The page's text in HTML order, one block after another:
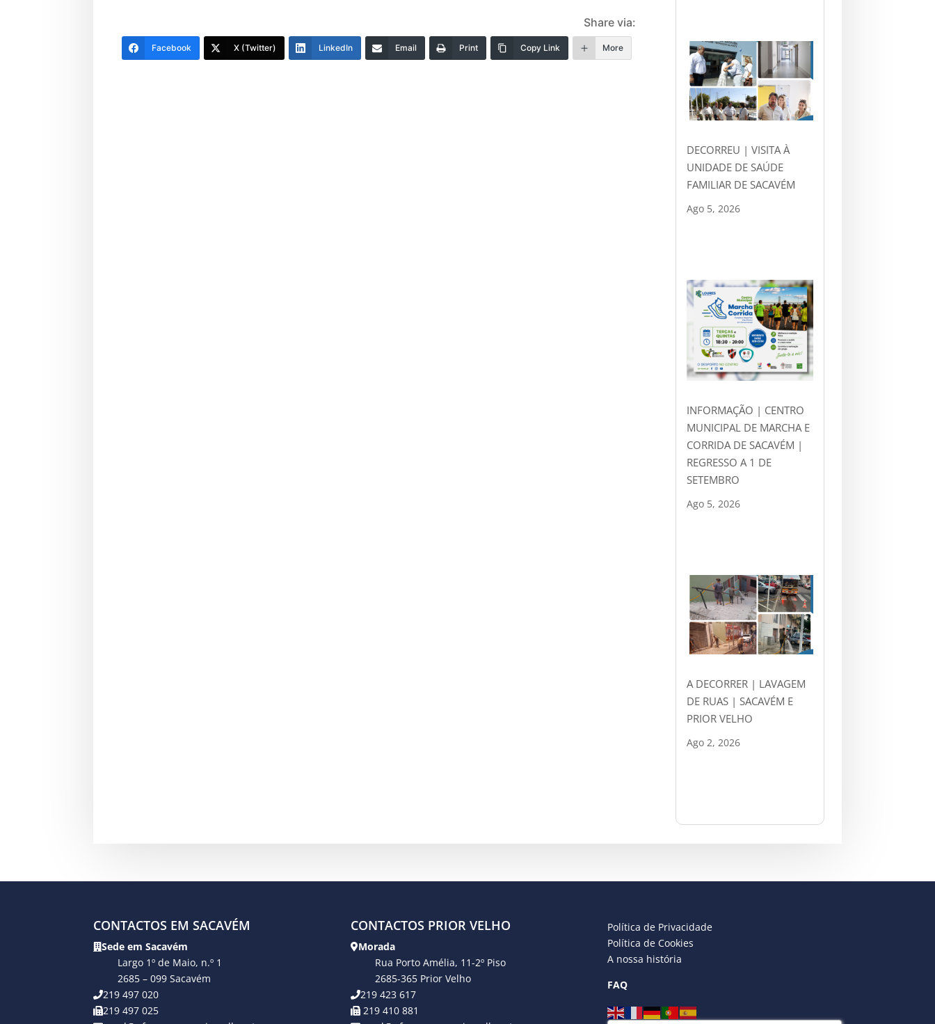
Share via:
Facebook X (Twitter) LinkedIn Email Print Copy Link More
DECORREU | VISITA À
UNIDADE DE SAÚDE
FAMILIAR DE SACAVÉM
Ago 5, 2026
INFORMAÇÃO | CENTRO
MUNICIPAL DE MARCHA E
CORRIDA DE SACAVÉM |
REGRESSO A 1 DE
SETEMBRO
Ago 5, 2026
A DECORRER | LAVAGEM
DE RUAS | SACAVÉM E
PRIOR VELHO
Ago 2, 2026
CONTACTOS EM SACAVÉM
Sede em Sacavém
Largo 1º de Maio, n.º 1
2685 – 099 Sacavém
219 497 020
219 497 025
CONTACTOS PRIOR VELHO
Morada
Rua Porto Amélia, 11-2º Piso
2685-365 Prior Velho
219 423 617
219 410 881
Política de Privacidade
Política de Cookies
A nossa história
FAQ